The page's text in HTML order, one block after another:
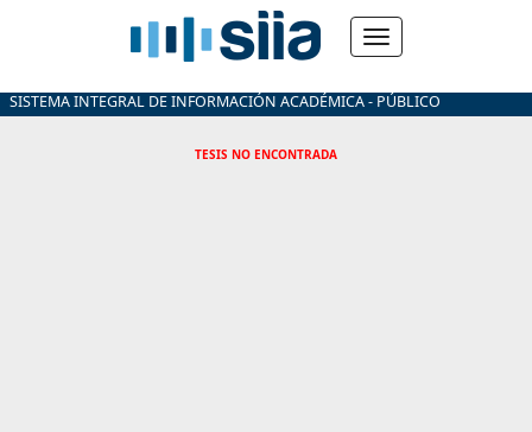
SISTEMA INTEGRAL DE INFORMACIÓN ACADÉMICA - PÚBLICO
TESIS NO ENCONTRADA